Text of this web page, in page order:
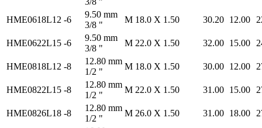
HME0618L12 -6
9.50 mm
3/8 "
M 18.0 X 1.50 30.20 12.00
HME0622L15 -6
9.50 mm
3/8 "
M 22.0 X 1.50 32.00 15.00
HME0818L12 -8
12.80 mm
1/2 "
M 18.0 X 1.50 30.00 12.00
HME0822L15 -8
12.80 mm
1/2 "
M 22.0 X 1.50 31.00 15.00
HME0826L18 -8
12.80 mm
1/2 "
M 26.0 X 1.50 31.00 18.00